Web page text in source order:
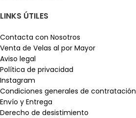
LINKS ÚTILES
Contacta con Nosotros
Venta de Velas al por Mayor
Aviso legal
Política de privacidad
Instagram
Condiciones generales de contratación
Envío y Entrega
Derecho de desistimiento